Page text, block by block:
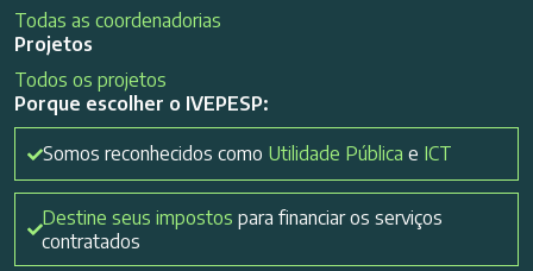
Todas as coordenadorias
Projetos
Todos os projetos
Porque escolher o IVEPESP:
Somos reconhecidos como Utilidade Pública e ICT
Destine seus impostos para financiar os serviços
contratados